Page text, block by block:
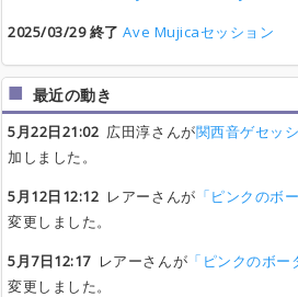
2025/03/29 終了 Ave Mujicaセッション
最近の動き
5月22日21:02 広田淳さんが関西音ゲセッ
加しました。
5月12日12:12 レアーさんが 「ピンクのボ
変更しました。
5月7日12:17レアーさんが 「ピンクのボ
変更しました。